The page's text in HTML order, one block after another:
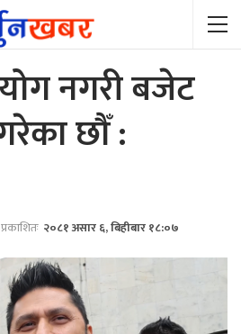
नगरी बजेट
छौँ :
प्रकाशितः २०८१ असार ६, बिहीबार १८:०७